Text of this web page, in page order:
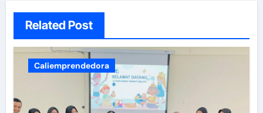
Related Post
Caliemprendedora